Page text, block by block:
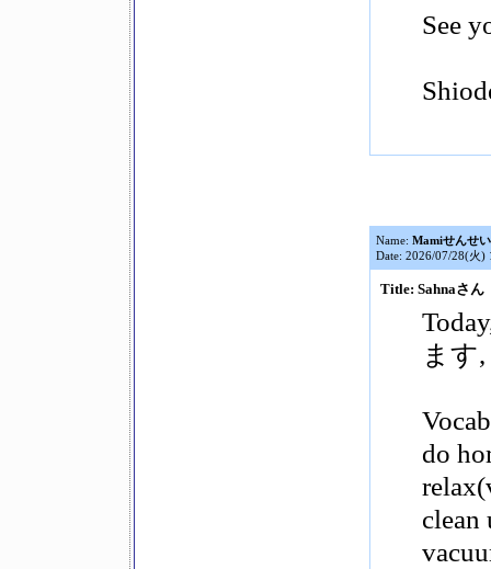
See
Name: Mamiせんせい
Date: 2026/07/28(火)
Title: Sahnaさん
ます
do